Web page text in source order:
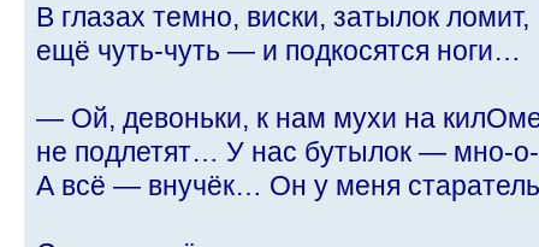
В глазах темно, виски, затылок ломит,
ещё чуть-чуть — и подкосятся ноги…
— Ой, девоньки, к нам мухи на
не подлетят… У нас бутылок — мно-о-
А всё — внучёк… Он у меня